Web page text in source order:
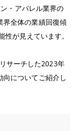
・アパレル業界の
界全体の業績回復傾
が見えています。
サーチした2023年
についてご紹介し